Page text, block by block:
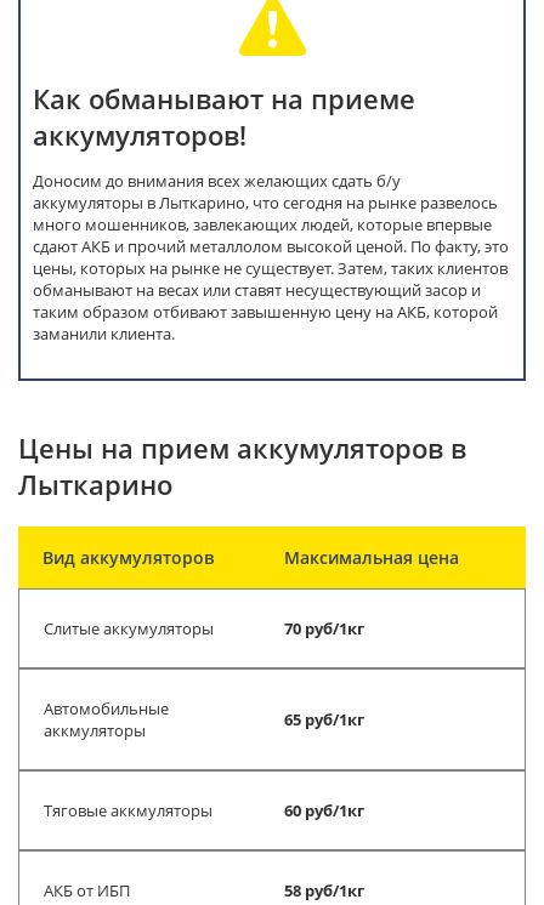
Как обманывают на приеме
аккумуляторов!
Доносим до внимания всех желающих сдать б/у
аккумуляторы в Лыткарино, что сегодня на рынке развелось
много мошенников, завлекающих людей, которые впервые
сдают АКБ и прочий металлолом высокой ценой. По факту, это
цены, которых на рынке не существует. Затем, таких клиентов
обманывают на весах или ставят несуществующий засор и
таким образом отбивают завышенную цену на АКБ, которой
заманили клиента.
Цены на прием аккумуляторов в
Лыткарино
Вид аккумуляторов Максимальная цена
Слитые аккумуляторы 70 руб/1кг
Автомобильные
аккмуляторы
65 руб/1кг
Тяговые аккмуляторы 60 руб/1кг
АКБ от ИБП 58 руб/1кг